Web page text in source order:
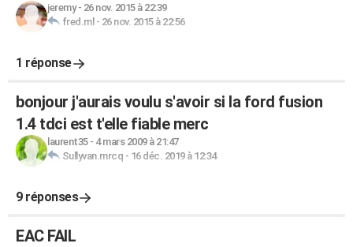
jeremy- 26 nov. 2015 à 22:39
fred.ml - 26 nov. 2015 à 22:56
1 réponse
bonjour j'aurais voulu s'avoir si la ford fusion
1.4 tdci est t'elle fiable merc
laurent35- 4 mars 2009 à 21:47
Sullyvan.mrcq - 16 déc. 2019 à 12:34
9 réponses
EAC FAIL